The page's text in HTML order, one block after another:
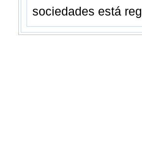
sociedades está reg